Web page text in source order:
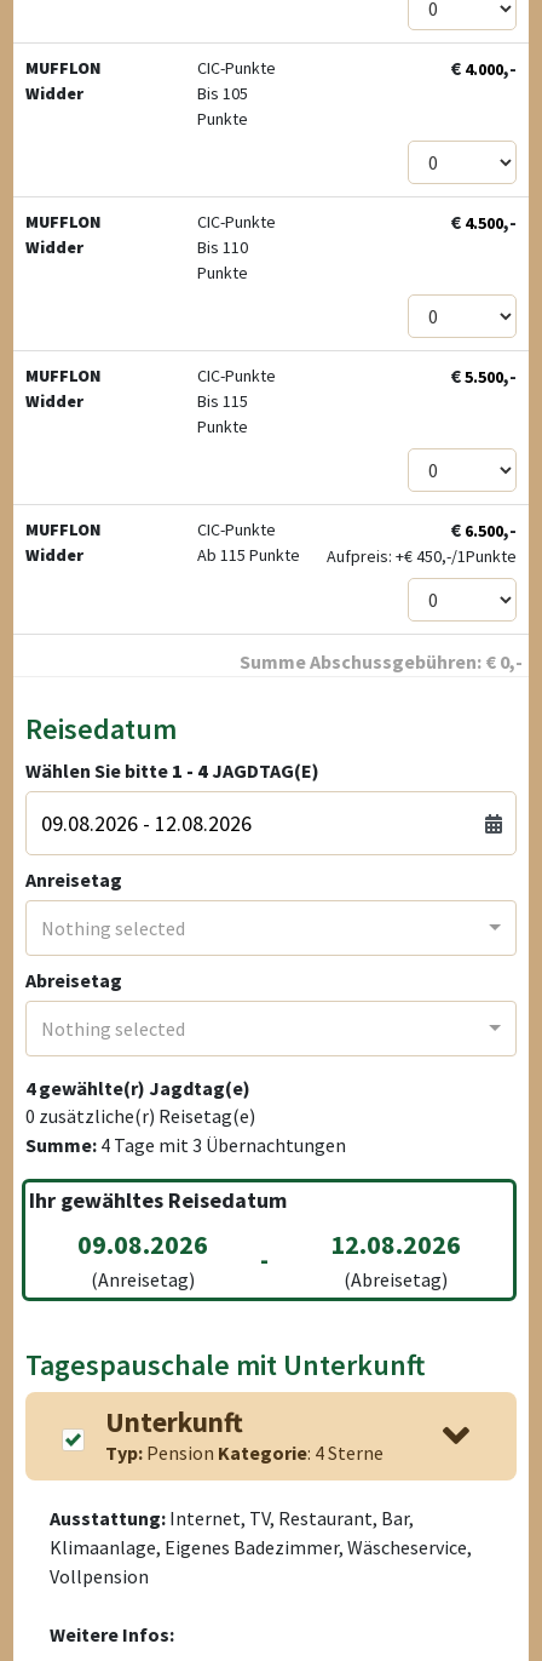
MUFFLON
Widder
CIC-Punkte
Bis 105
Punkte
€ 4.000,-
MUFFLON
Widder
CIC-Punkte
Bis 110
Punkte
€ 4.500,-
MUFFLON
Widder
CIC-Punkte
Bis 115
Punkte
€5.500,-
MUFFLON
Widder
CIC-Punkte
Ab 115 Punkte
€ 6.500,-
Aufpreis: +€450,-/1Punkte
Summe Abschussgebühren: € 0,-
Reisedatum
Wählen Sie bitte 1 - 4JAGDTAG(E)
Anreisetag
Nothing selected
Abreisetag
Nothing selected
4gewählte(r) Jagdtag(e)
0 zusätzliche(r) Reisetag(e)
Summe: 4 Tage mit3 Übernachtungen
Ihr gewähltes Reisedatum
09.08.2026
(Anreisetag)
- 12.08.2026
(Abreisetag)
Tagespauschale mit Unterkunft
Unterkunft
Typ: Pension Kategorie: 4 Sterne
Ausstattung: Internet, TV, Restaurant, Bar,
Klimaanlage, Eigenes Badezimmer, Wäscheservice,
Vollpension
Weitere Infos: